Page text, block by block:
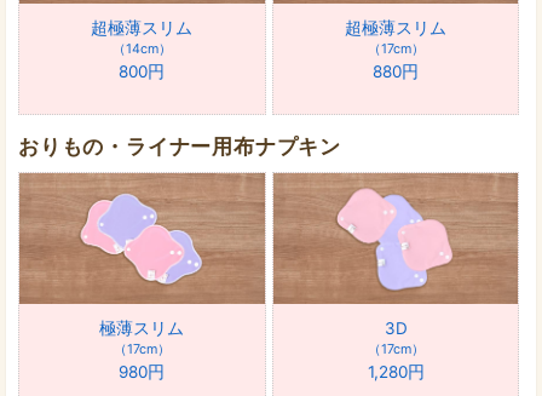
超極薄スリム
14cm
800円
超極薄スリム
17cm
880円
おりもの・ライナー用布ナプキン
極薄スリム
17cm
980円
3D
17cm
1,280円